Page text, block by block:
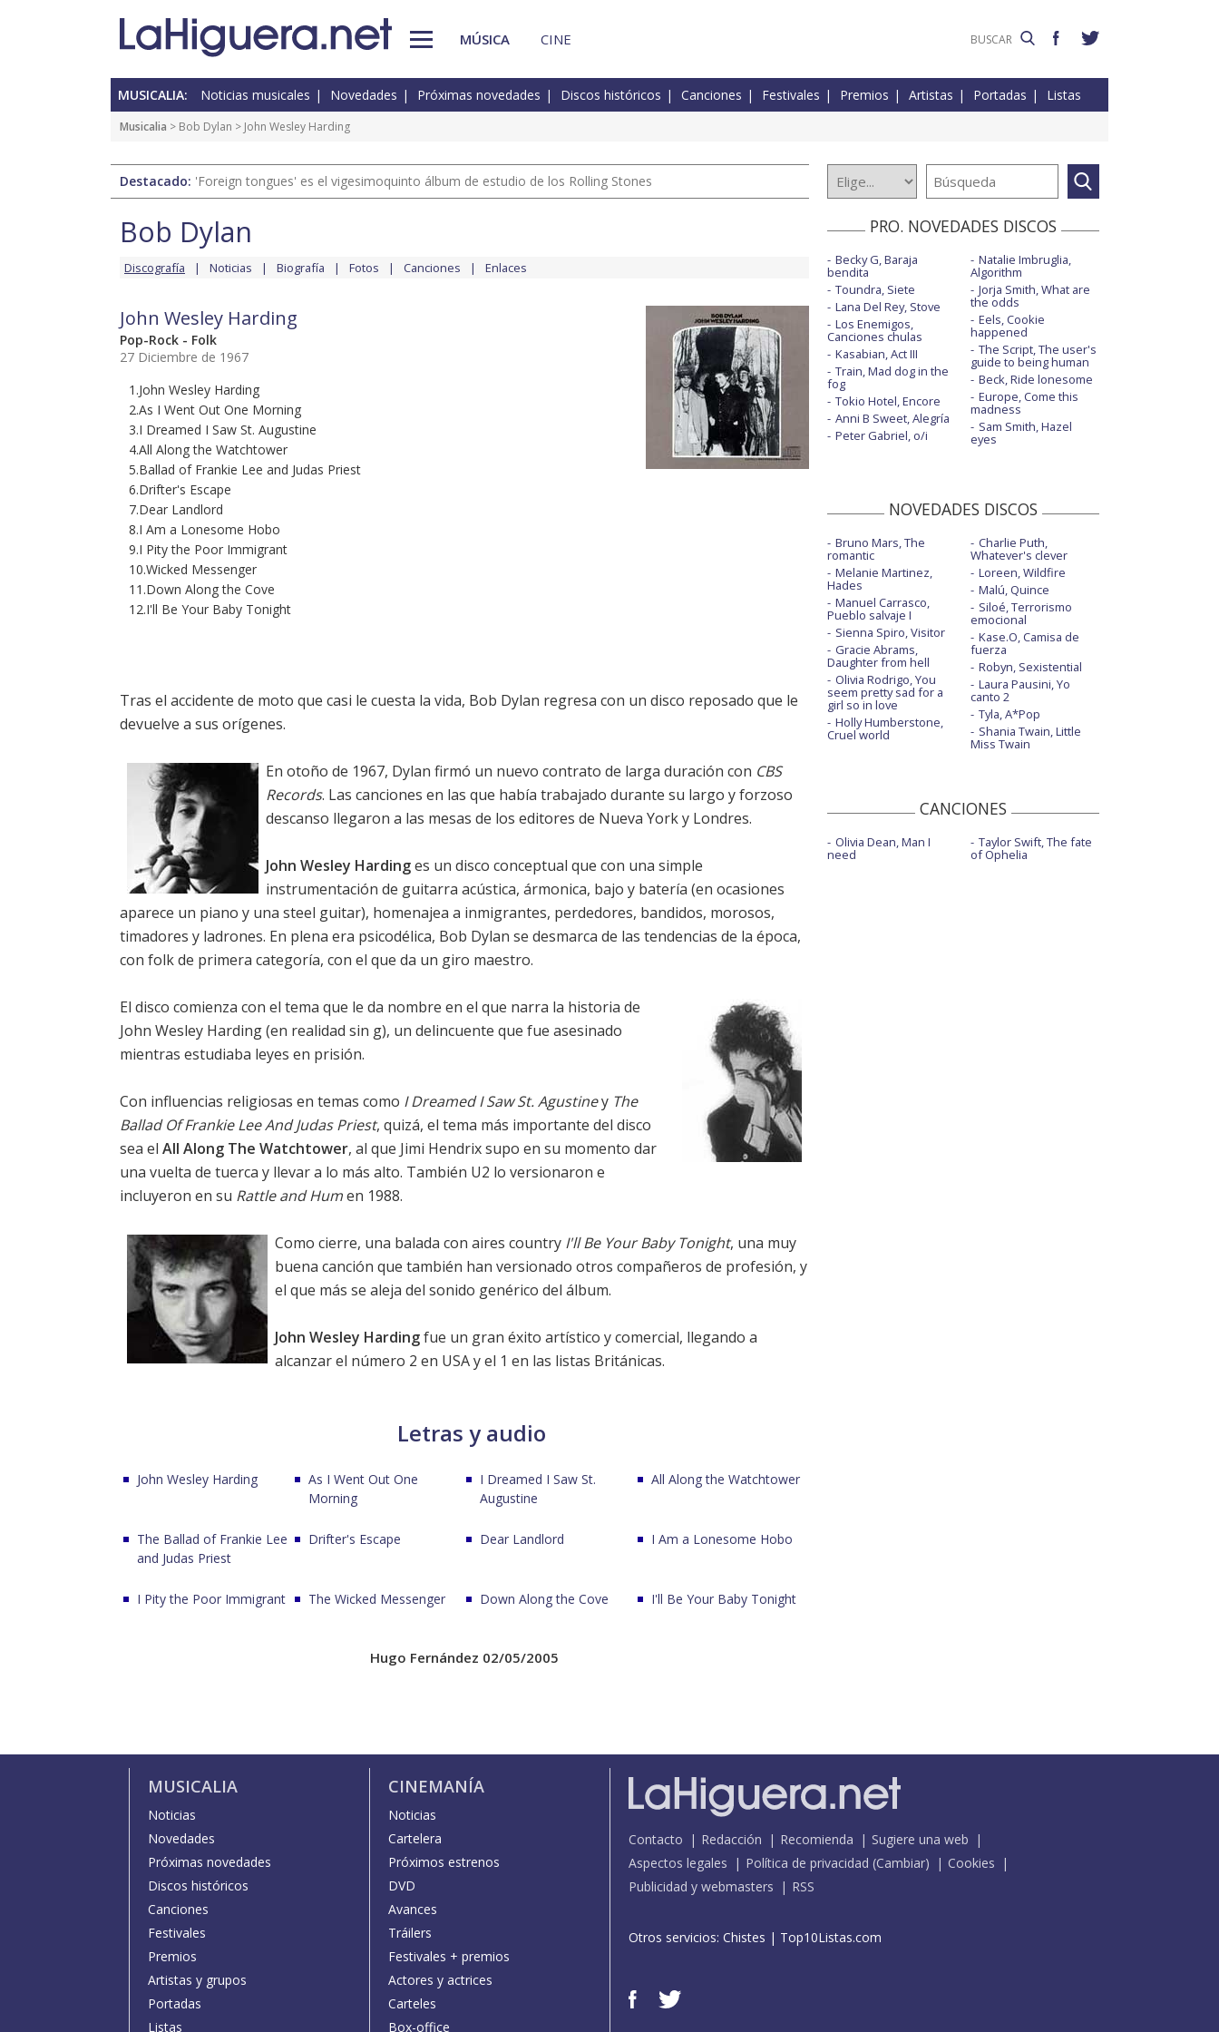
MÚSICA CINE
MUSICALIA: Noticias musicales Novedades Próximas novedades Discos históricos Canciones Festivales Premios Artistas Portadas Listas
Musicalia > Bob Dylan > John Wesley Harding
Destacado: 'Foreign tongues' es el vigesimoquinto álbum de estudio de los Rolling Stones
Bob Dylan
Discografía Noticias Biografía Fotos Canciones Enlaces
John Wesley Harding
Pop-Rock - Folk
27 Diciembre de 1967
1.John Wesley Harding
2.As I Went Out One Morning
3.I Dreamed I Saw St. Augustine
4.All Along the Watchtower
5.Ballad of Frankie Lee and Judas Priest
6.Drifter's Escape
7.Dear Landlord
8.I Am a Lonesome Hobo
9.I Pity the Poor Immigrant
10.Wicked Messenger
11.Down Along the Cove
12.I'll Be Your Baby Tonight
Tras el accidente de moto que casi le cuesta la vida, Bob Dylan regresa con un disco reposado que le
devuelve a sus orígenes.
En otoño de 1967, Dylan firmó un nuevo contrato de larga duración con CBS
Records. Las canciones en las que había trabajado durante su largo y forzoso
descanso llegaron a las mesas de los editores de Nueva York y Londres.
John Wesley Hardinges un disco conceptual que con una simple
instrumentación de guitarra acústica, ármonica, bajo y batería (en ocasiones
aparece un piano y una steel guitar), homenajea a inmigrantes, perdedores, bandidos, morosos,
timadores y ladrones. En plena era psicodélica, Bob Dylan se desmarca de las tendencias de la época,
con folk de primera categoría, con el que da un giro maestro.
El disco comienza con el tema que le da nombre en el que narra la historia de
John Wesley Harding (en realidad sin g), un delincuente que fue asesinado
mientras estudiaba leyes en prisión.
Con influencias religiosas en temas como I Dreamed I Saw St. Agustiney The
Ballad Of Frankie Lee And Judas Priest, quizá, el tema más importante del disco
sea el All Along The Watchtower, al que Jimi Hendrix supo en su momento dar
una vuelta de tuerca y llevar a lo más alto. También U2 lo versionaron e
incluyeron en su Rattle and Humen 1988.
Como cierre, una balada con aires country I'll Be Your Baby Tonight, una muy
buena canción que también han versionado otros compañeros de profesión, y
el que más se aleja del sonido genérico del álbum.
John Wesley Hardingfue un gran éxito artístico y comercial, llegando a
alcanzar el número 2 en USA y el 1 en las listas Británicas.
Letras y audio
John Wesley Harding
As I Went Out One
Morning
I Dreamed I Saw St.
Augustine
All Along the Watchtower
The Ballad of Frankie Lee
and Judas Priest
Drifter's Escape Dear Landlord I Am a Lonesome Hobo
I Pity the Poor Immigrant The Wicked Messenger Down Along the Cove I'll Be Your Baby Tonight
Hugo Fernández 02/05/2005
PRO. NOVEDADES DISCOS
Becky G, Baraja
bendita
Toundra, Siete
Lana Del Rey, Stove
Los Enemigos,
Canciones chulas
Kasabian, Act III
Train, Mad dog in the
fog
Tokio Hotel, Encore
Anni B Sweet, Alegría
Peter Gabriel, o/i
Natalie Imbruglia,
Algorithm
Jorja Smith, What are
the odds
Eels, Cookie
happened
The Script, The user's
guide to being human
Beck, Ride lonesome
Europe, Come this
madness
Sam Smith, Hazel
eyes
NOVEDADES DISCOS
Bruno Mars, The
romantic
Melanie Martinez,
Hades
Manuel Carrasco,
Pueblo salvaje I
Sienna Spiro, Visitor
Gracie Abrams,
Daughter from hell
Olivia Rodrigo, You
seem pretty sad for a
girl so in love
Holly Humberstone,
Cruel world
Charlie Puth,
Whatever's clever
Loreen, Wildfire
Malú, Quince
Siloé, Terrorismo
emocional
Kase.O, Camisa de
fuerza
Robyn, Sexistential
Laura Pausini, Yo
canto 2
Tyla, A*Pop
Shania Twain, Little
Miss Twain
CANCIONES
Olivia Dean, Man I
need
Taylor Swift, The fate
of Ophelia
MUSICALIA
Noticias
Novedades
Próximas novedades
Discos históricos
Canciones
Festivales
Premios
Artistas y grupos
Portadas
Listas
CINEMANÍA
Noticias
Cartelera
Próximos estrenos
DVD
Avances
Tráilers
Festivales + premios
Actores y actrices
Carteles
Box-office
Contacto Redacción Recomienda
Sugiere una web
Aspectos legales
Política de privacidad (Cambiar)
Cookies
Publicidad y webmasters
RSS
Otros servicios: Chistes | Top10Listas.com